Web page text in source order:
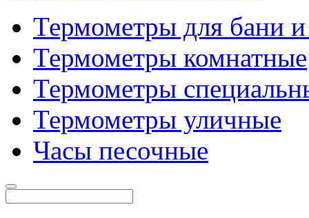
Термометры для бани
Термометры комнатные
Термометры
Термометры уличные
Часы песочные